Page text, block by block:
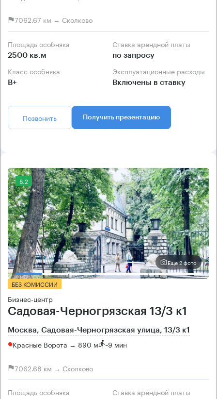
7062.67 км → Сколково
Площадь особняка
2500 кв.м
Ставка арендной платы
по запросу
Класс особняка
B+
Эксплуатационные расходы
Включены в ставку
Позвонить Получить презентацию
8.2
Еще 2 фото
БЕЗ КОМИССИИ
Бизнес-центр
Садовая-Черногрязская 13/3 к1
Москва, Садовая-Черногрязская улица, 13/3 к1
Красные Ворота → 890 м ~9 мин
7062.68 км → Сколково
Площадь особняка Ставка арендной платы